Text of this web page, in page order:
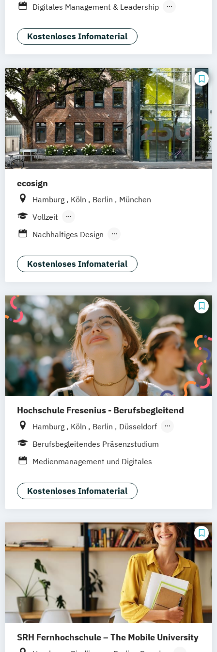
Braunschweig Erfurt
Digitales Management & Leadership
Marketing
Kostenloses Infomaterial
ecosign
Hamburg Köln Berlin
München
Vollzeit
Berufsbegleitendes Präsenzstudium
Nachhaltiges Design
Nachhaltiges Design Management
Nachhaltiges Design Management
Kostenloses Infomaterial
Hochschule Fresenius - Berufsbegleitend
Hamburg Köln Berlin
Düsseldorf
Frankfurt
Idstein München
Wiesbaden
Hannover Dortmund Erfurt Stuttgart
Braunschweig
Berufsbegleitendes Präsenzstudium
Medienmanagement und Digitales
Kostenloses Infomaterial
SRH Fernhochschule – The Mobile University